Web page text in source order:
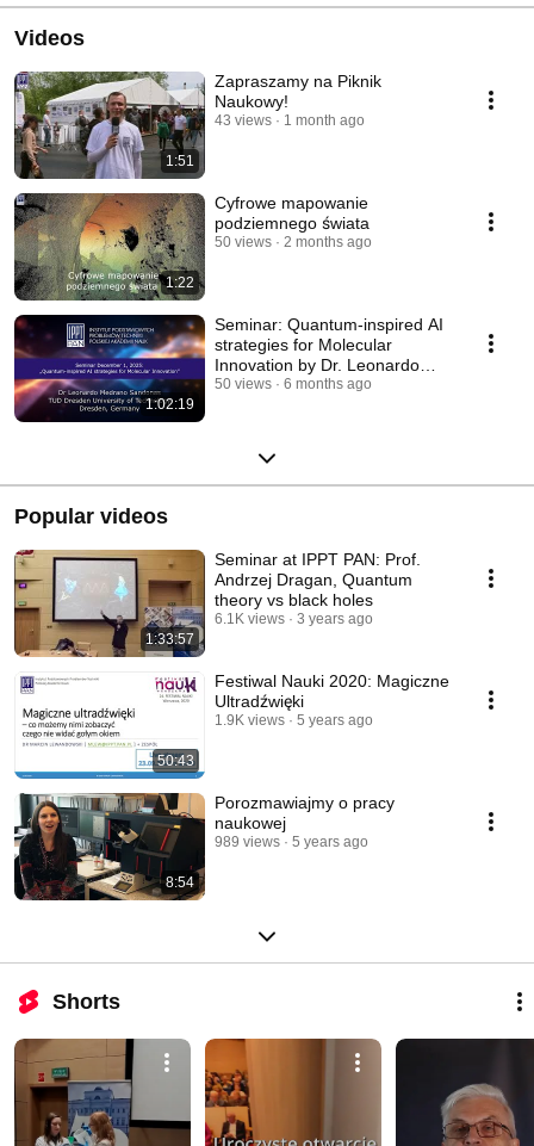
Videos
1:51
Zapraszamy na Piknik
Naukowy!
43 views 1 month ago
1:22
Cyfrowe mapowanie
podziemnego świata
50 views 2 months ago
1:02:19
Seminar: Quantum-inspired AI
strategies for Molecular
Innovation by Dr. Leonardo
Medrano
50 views 6 months ago
Popular videos
1:33:57
Seminar at IPPT PAN: Prof.
Andrzej Dragan, Quantum
theory vs black holes
6.1K views 3 years ago
50:43
Festiwal Nauki 2020: Magiczne
Ultradźwięki
1.9K views 5 years ago
8:54
Porozmawiajmy o pracy
naukowej
989 views 5 years ago
Shorts